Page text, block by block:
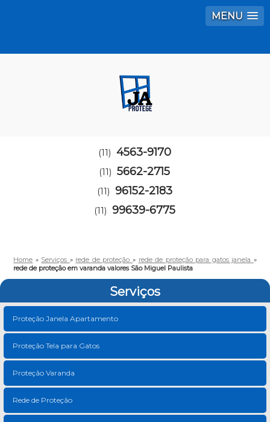
MENU
(11) 4563-9170
(11) 5662-2715
(11) 96152-2183
(11) 99639-6775
Home » Serviços » rede de proteção » rede de proteção para gatos janela »
rede de proteção em varanda valores São Miguel Paulista
Serviços
Proteção Janela Apartamento
Proteção Tela para Gatos
Proteção Varanda
Rede de Proteção